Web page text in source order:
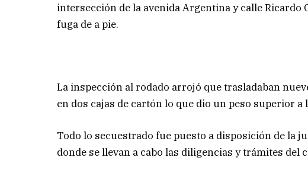
intersección de la avenida Argentina y calle
fuga de a pie.
La inspección al rodado arrojó que trasladaban
en dos cajas de cartón lo que dio un peso superior a
Todo lo secuestrado fue puesto a disposición de la
donde se llevan a cabo las diligencias y trámites del